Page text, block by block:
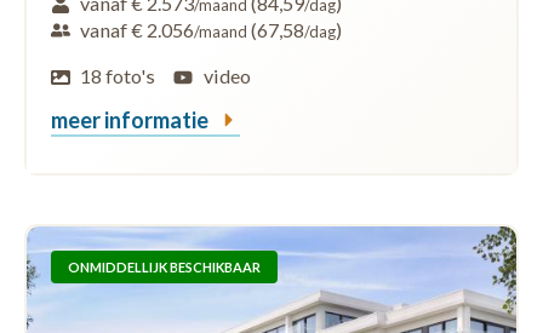
/maand /dag
vanaf € 2.056/maand (67,58/dag)
18 foto's
video
meer informatie
ONMIDDELLIJK BESCHIKBAAR